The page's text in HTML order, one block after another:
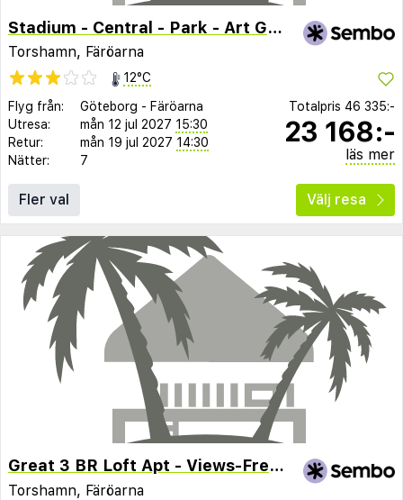
Stadium - Central - Park - Art Gallery
Torshamn, Färöarna
12°C
Flyg från:
Göteborg - Färöarna
Utresa:
mån 12 jul 2027 15:30
Retur:
mån 19 jul 2027 14:30
Nätter:
7
Totalpris 46 335:-
23 168:-
läs mer
Fler val Välj resa
Great 3 BR Loft Apt - Views-Free Parking
Torshamn, Färöarna